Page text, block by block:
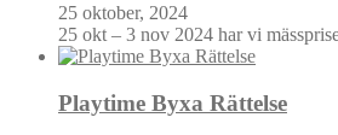
25 oktober, 2024
25 okt – 3 nov 2024 har vi
Playtime Byxa Rättelse